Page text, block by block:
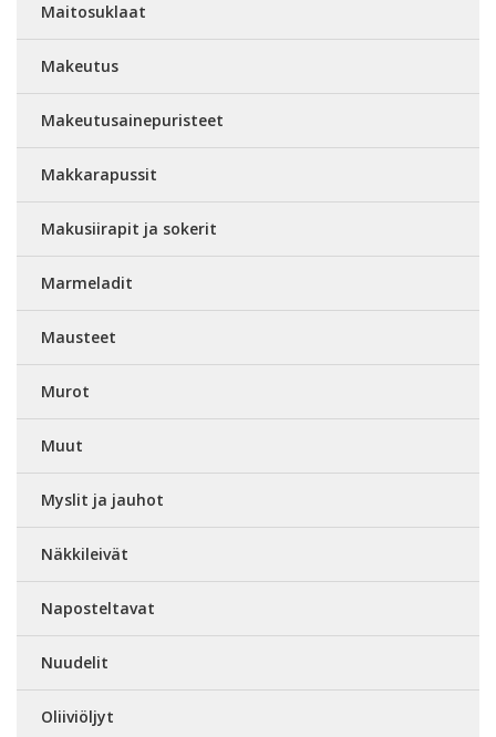
Maitosuklaat
Makeutus
Makeutusainepuristeet
Makkarapussit
Makusiirapit ja sokerit
Marmeladit
Mausteet
Murot
Muut
Myslit ja jauhot
Näkkileivät
Naposteltavat
Nuudelit
Oliiviöljyt